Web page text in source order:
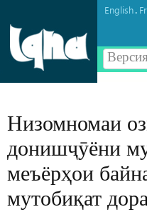
English.
Низомномаи
донишҷӯёни
меъёрҳои
мутобиқат